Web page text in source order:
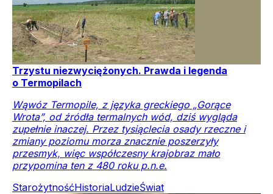
Trzystu niezwyciężonych. Prawda i legenda
o Termopilach
Wąwóz Termopile, z języka greckiego „Gorące
Wrota”, od źródła termalnych wód, dziś wygląda
zupełnie inaczej. Przez tysiąclecia osady rzeczne i
zmiany poziomu morza znacznie poszerzyły
przesmyk, więc współczesny krajobraz mało
przypomina ten z 480 roku p.n.e.
StarożytnośćHistoriaLudzieŚwiat